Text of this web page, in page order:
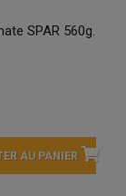
SPAR 560g.
AU PANIER